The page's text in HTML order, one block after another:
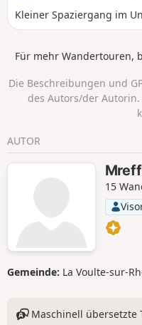
Kleiner Spaziergang im
Für mehr Wandertouren,
Die Beschreibungen und
des Autors/der
AUTOR
Mreff
15
Gemeinde: La Voulte-sur-
Maschinell übersetzte